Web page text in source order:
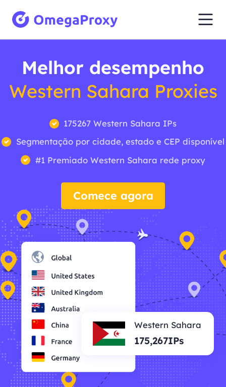
Melhor desempenho
Western Sahara Proxies
175267 Western Sahara IPs
Segmentação por cidade, estado e CEP disponível
#1 Premiado Western Sahara rede proxy
Comece agora
Western Sahara
175,267IPs